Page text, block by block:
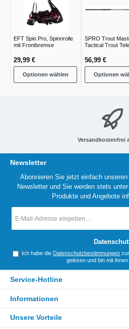
EFT Spin Pro, Spinnrolle
mit Frontbremse
29,99 €
Optionen wählen
SPRO Trout
Tactical Trout
56,99 €
Optionen
Versandkostenfrei
Newsletter
Abonnieren Sie jetzt einfach
Newsletter und Sie werden stets
Produkte und Angebote
Mail-
Ich habe die Datenschutzbestimmungen
gelesen und bin mit
Service-Hotline
Informationen
Unsere Vorteile